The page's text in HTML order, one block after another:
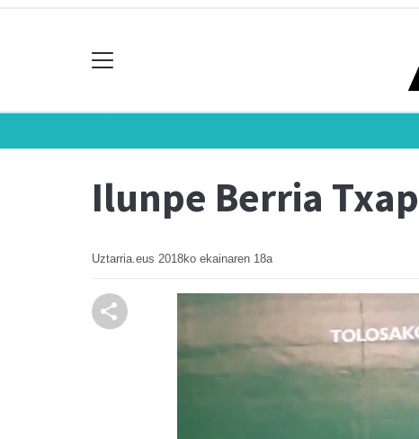
Ilunpe Berria
Uztarria.eus 2018ko ekainaren 18a